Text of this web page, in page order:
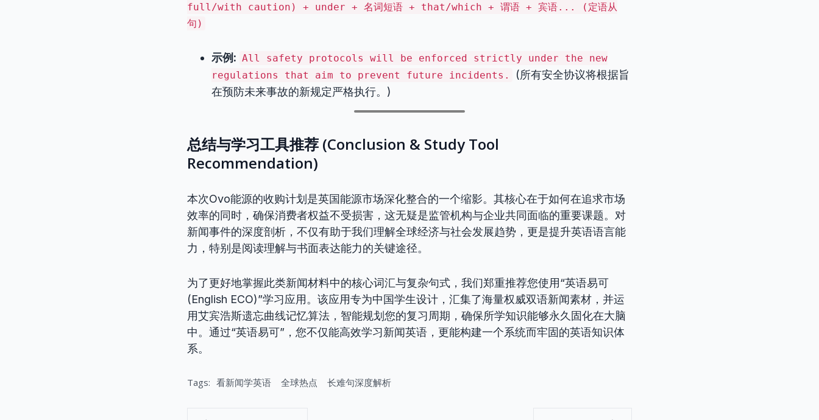
full/with caution) + under + 名词短语 + that/which + 谓语 + 宾语... (定语从
句)
示例: All safety protocols will be enforced strictly under the new
regulations that aim to prevent future incidents.
(所有安全协议将根据旨
在预防未来事故的新规定严格执行。)
总结与学习工具推荐 (Conclusion & Study Tool
Recommendation)
本次Ovo能源的收购计划是英国能源市场深化整合的一个缩影。其核心在于如何在追求市场
效率的同时，确保消费者权益不受损害，这无疑是监管机构与企业共同面临的重要课题。对
新闻事件的深度剖析，不仅有助于我们理解全球经济与社会发展趋势，更是提升英语语言能
力，特别是阅读理解与书面表达能力的关键途径。
为了更好地掌握此类新闻材料中的核心词汇与复杂句式，我们郑重推荐您使用“英语易可
(English ECO)”学习应用。该应用专为中国学生设计，汇集了海量权威双语新闻素材，并运
用艾宾浩斯遗忘曲线记忆算法，智能规划您的复习周期，确保所学知识能够永久固化在大脑
中。通过“英语易可”，您不仅能高效学习新闻英语，更能构建一个系统而牢固的英语知识体
系。
Tags: 看新闻学英语 全球热点 长难句深度解析